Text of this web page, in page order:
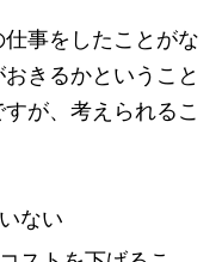
事をしたことがな
きるかということ
が、考えられるこ
ない